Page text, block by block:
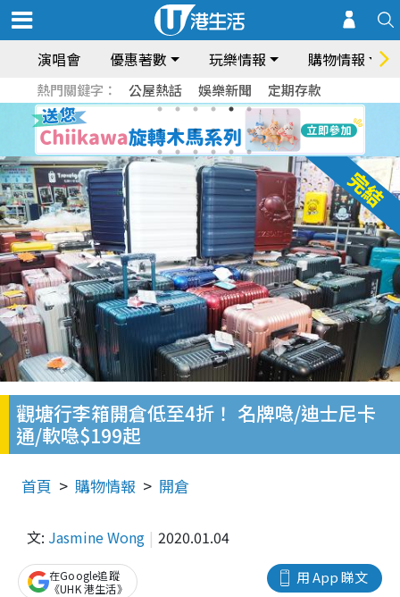
演唱會 優惠著數 玩樂情報 購物情報
熱門關鍵字： 公屋熱話 娛樂新聞 定期存款
觀塘行李箱開倉低至4折！ 名牌喼/迪士尼卡
通/軟喼$199起
首頁 購物情報 開倉
文: Jasmine Wong 2020.01.04
用 App 睇文
在Google追蹤
《UHK 港生活》